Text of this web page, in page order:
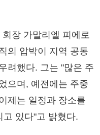
장 가말리엘 피에로
의 압박이 지역 공동
려했다. 그는 "많은 주
으며, 예전에는 주중
제는 일정과 장소를
있다"고 밝혔다.